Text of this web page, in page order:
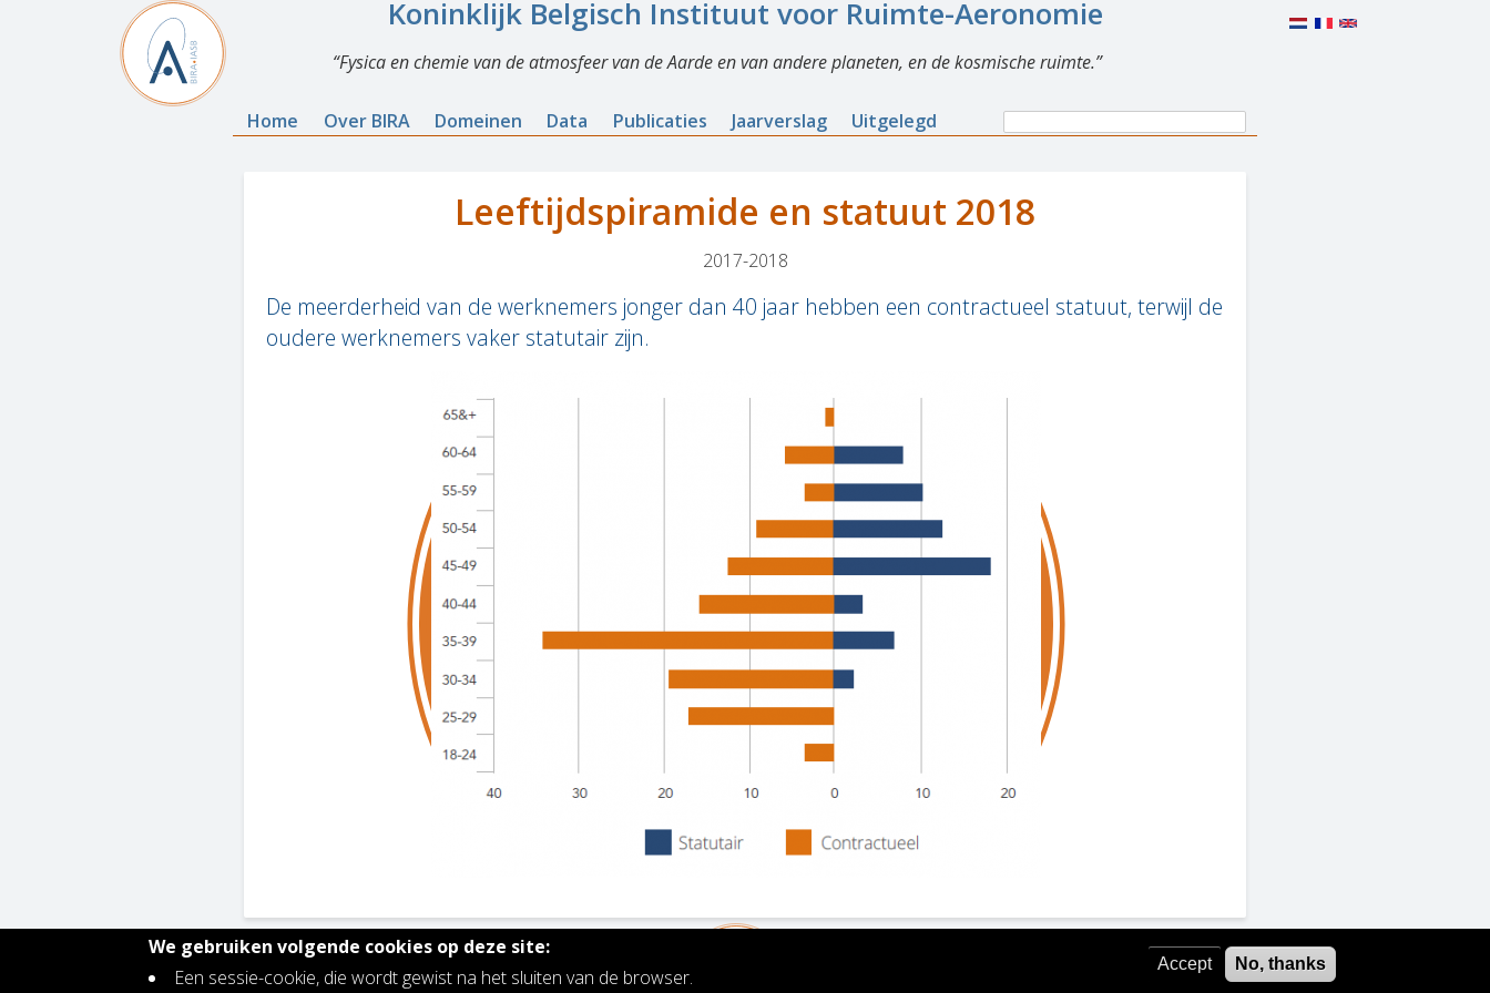
Koninklijk Belgisch Instituut voor Ruimte-Aeronomie
Fysica en chemie van de atmosfeer van de Aarde en van andere planeten, en de kosmische ruimte.
Home Over BIRA Domeinen Data Publicaties Jaarverslag Uitgelegd
Search
Search
Leeftijdspiramide en statuut 2018
2017-2018
De meerderheid van de werknemers jonger dan 40 jaar hebben een contractueel statuut, terwijl de
oudere werknemers vaker statutair zijn.
We gebruiken volgende cookies op deze site:
Een sessie-cookie, die wordt gewist na het sluiten van de browser.
Accept No, thanks